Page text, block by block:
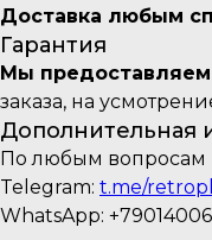
Доставка любым
Гарантия
Мы
заказа, на
Дополнительная
По любым вопросам
Telegram: t.me/
WhatsApp: